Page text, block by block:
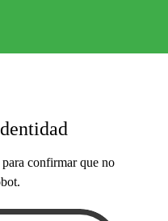
confirmar que no